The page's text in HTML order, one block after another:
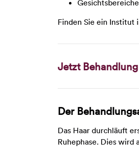
Finden Sie ein Institut
Jetzt
Der
Das Haar durchläuft
Ruhephase. Dies wird